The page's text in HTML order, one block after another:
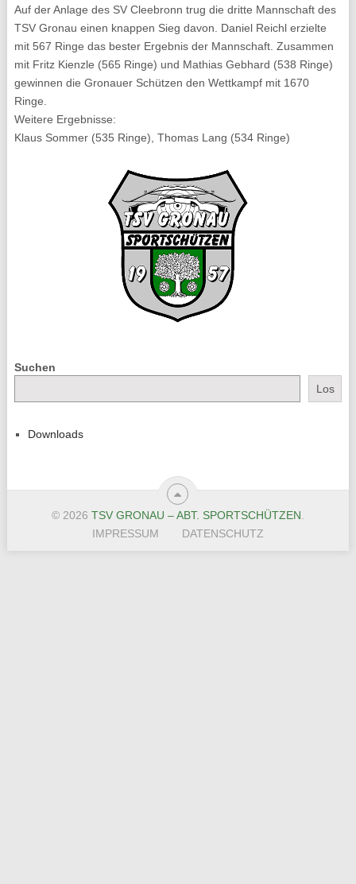
Auf der Anlage des SV Cleebronn trug die dritte Mannschaft des
TSV Gronau einen knappen Sieg davon. Daniel Reichl erzielte
mit 567 Ringe das bester Ergebnis der Mannschaft. Zusammen
mit Fritz Kienzle (565 Ringe) und Mathias Gebhard (538 Ringe)
gewinnen die Gronauer Schützen den Wettkampf mit 1670
Ringe.
Weitere Ergebnisse:
Klaus Sommer (535 Ringe), Thomas Lang (534 Ringe)
Suchen
Los
Downloads
© 2026 TSV GRONAU – ABT. SPORTSCHÜTZEN
IMPRESSUM
DATENSCHUTZ